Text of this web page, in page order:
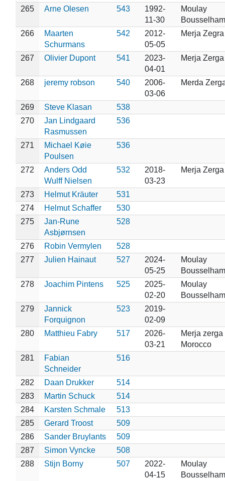
265 Arne Olesen 543
1992-
11-30
Moulay
Bousselham
266
Maarten
Schurmans
542
2012-
05-05
Merja Zegra
267 Olivier Dupont 541
2023-
04-01
Merja Zerga
268 jeremy robson 540
2006-
03-06
Merda
269 Steve Klasan
538
270
Jan Lindgaard
Rasmussen
536
271
Michael Køie
Poulsen
536
272
Anders Odd
Wulff Nielsen
532
2018-
03-23
Merja Zerga
273 Helmut Kräuter
531
274
Helmut Schaffer
530
275
Jan-Rune
Asbjørnsen
528
276 Robin Vermylen
528
277
Julien Hainaut 527
2024-
05-25
Moulay
Bousselham
278
Joachim Pintens 525
2025-
02-20
Moulay
Bousselham
279
Jannick
Forquignon
523
2019-
02-09
280
Matthieu Fabry 517
2026-
03-21
Merja zerga
Morocco
281
Fabian
Schneider
516
282 Daan Drukker
514
283
Martin Schuck
514
284
Karsten Schmale
513
285
Gerard Troost
509
286
Sander Bruylants
509
287
Simon Vyncke
508
288
Stijn Borny 507
2022-
04-15
Moulay
Bousselham